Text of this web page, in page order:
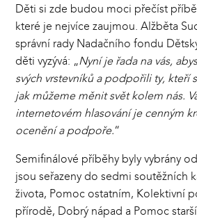
Děti si zde budou moci přečíst
které je nejvíce zaujmou. Alžběta
správní rady Nadačního fondu
děti vyzývá: „Nyní je řada na vás,
svých vrstevníků a podpořili ty, kteří
jak můžeme měnit svět kolem nás.
internetovém hlasování je cenným
ocenění a podpoře.“
Semifinálové příběhy byly vybrány
jsou seřazeny do sedmi soutěžních
života, Pomoc ostatním, Kolektivní
přírodě, Dobrý nápad a Pomoc